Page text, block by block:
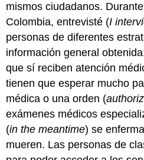
mismos ciudadanos.
Colombia, entrevisté (I
personas de diferentes
información general
que sí reciben atención
tienen que esperar mucho
médica o una orden (
exámenes médicos
(in the meantime) se
mueren. Las personas de